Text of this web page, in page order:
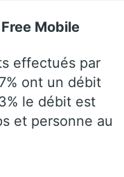
Mobile
effectués par
ont un débit
le débit est
et personne au